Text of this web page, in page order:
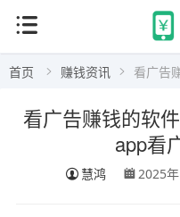
首页 赚钱资讯 看广告赚
看广告赚钱的软
app看
慧鸿 2025